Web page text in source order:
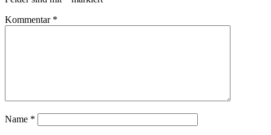
Kommentar *
Name *